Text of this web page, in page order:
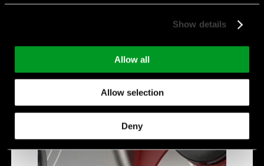
Show details
Allow all
Allow selection
Deny